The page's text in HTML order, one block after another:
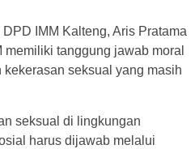
IMM Kalteng, Aris Pratama
tanggung jawab moral
seksual yang masih
seksual di lingkungan
harus dijawab melalui